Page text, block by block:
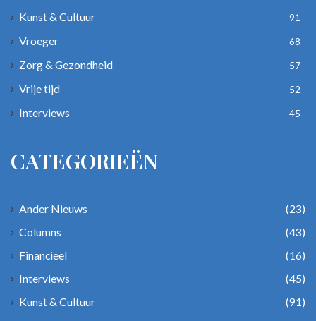
Kunst & Cultuur 91
Vroeger 68
Zorg & Gezondheid 57
Vrije tijd 52
Interviews 45
CATEGORIEËN
Ander Nieuws
(23)
Columns
(43)
Financieel
(16)
Interviews
(45)
Kunst & Cultuur
(91)